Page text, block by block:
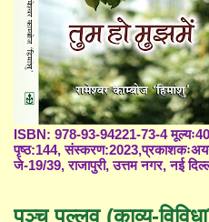
ISBN: 978-93-94221-73-4
पृष्ठ:144,
जे-19/39, राजापुरी, उत्तम नगर, नई
पञ्च पल्लव (काव्य-